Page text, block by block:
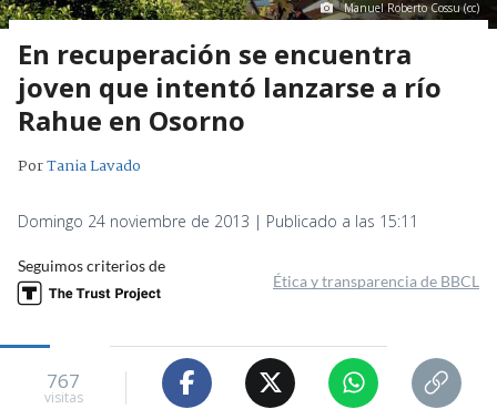
Manuel Roberto Cossu (cc)
En recuperación se encuentra
joven que intentó lanzarse a río
Rahue en Osorno
PorTania Lavado
Domingo 24 noviembre de 2013 | Publicado a las 15:11
Seguimos criterios de
Ética y transparencia de BBCL
767
visitas